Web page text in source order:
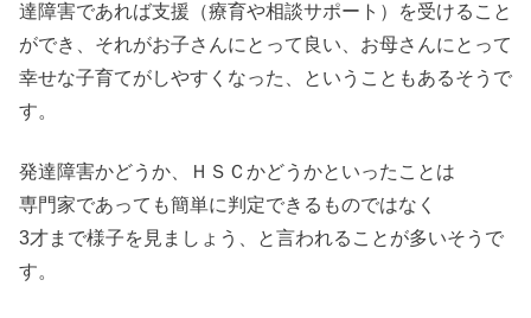
達障害であれば支援（療育や相談サポート）を受けること
ができ、それがお子さんにとって良い、お母さんにとって
幸せな子育てがしやすくなった、ということもあるそうで
す。
発達障害かどうか、ＨＳＣかどうかといったことは
専門家であっても簡単に判定できるものではなく
3才まで様子を見ましょう、と言われることが多いそうで
す。